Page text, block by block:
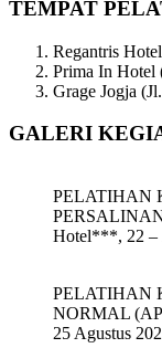
TEMPAT
Regantris
Prima In Hotel
Grage Jogja
GALERI
PELATIHAN
Hotel***, 22 –
PELATIHAN
NORMAL
25 Agustus